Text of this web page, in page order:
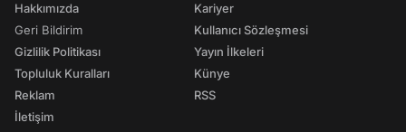
Hakkımızda
Geri Bildirim
Gizlilik Politikası
Topluluk Kuralları
Reklam
İletişim
Kariyer
Kullanıcı Sözleşmesi
Yayın İlkeleri
Künye
RSS